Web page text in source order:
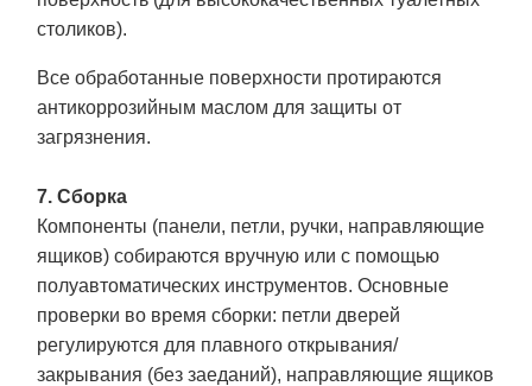
столиков).
Все обработанные поверхности протираются
антикоррозийным маслом для защиты от
загрязнения.
7. Сборка
Компоненты (панели, петли, ручки, направляющие
ящиков) собираются вручную или с помощью
полуавтоматических инструментов. Основные
проверки во время сборки: петли дверей
регулируются для плавного открывания/
закрывания (без заеданий), направляющие ящиков